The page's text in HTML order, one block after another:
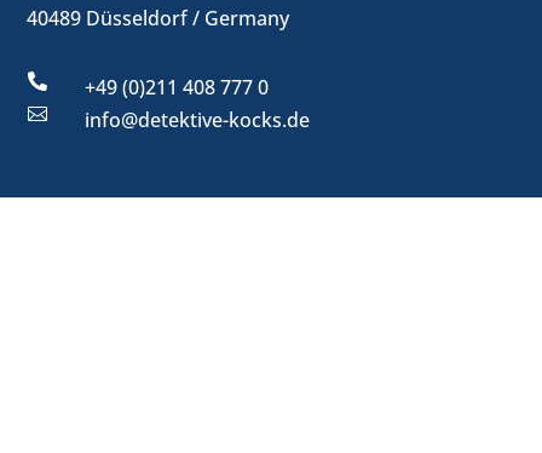
40489 Düsseldorf / Germany
 +49 (0)211 408 777 0
 info@detektive-kocks.de